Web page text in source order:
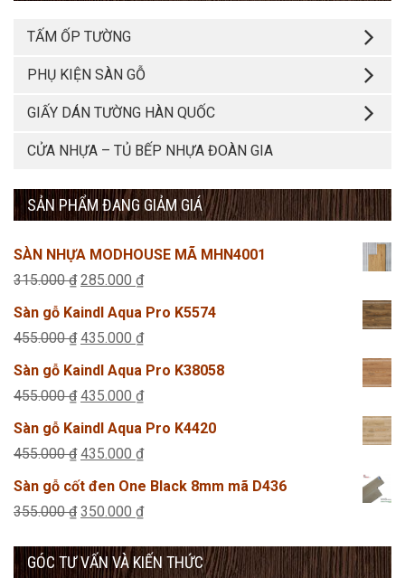
TẤM ỐP TƯỜNG
PHỤ KIỆN SÀN GỖ
GIẤY DÁN TƯỜNG HÀN QUỐC
CỬA NHỰA – TỦ BẾP NHỰA ĐOÀN GIA
SẢN PHẨM ĐANG GIẢM GIÁ
SÀN NHỰA MODHOUSE MÃ MHN4001
315.000₫ Giá
gốc
là:
285.000 ₫Giá
hiện
tại
285.000 ₫.
Sàn gỗ Kaindl Aqua Pro K5574
455.000₫ Giá
gốc
là:
435.000 ₫Giá
hiện
tại
435.000 ₫.
Sàn gỗ Kaindl Aqua Pro K38058
455.000₫ Giá
gốc
là:
435.000 ₫Giá
hiện
tại
435.000 ₫.
Sàn gỗ Kaindl Aqua Pro K4420
455.000₫ Giá
gốc
là:
435.000 ₫Giá
hiện
tại
435.000 ₫.
Sàn gỗ cốt đen One Black 8mm mã D436
355.000₫ Giá
là:
350.000 ₫Giá
tại
GÓC TƯ VẤN VÀ KIẾN THỨC